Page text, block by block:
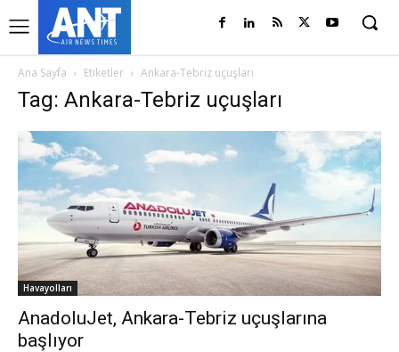
Ana Sayfa Etiketler Ankara-Tebriz uçuşları
Tag: Ankara-Tebriz uçuşları
Havayolları
AnadoluJet, Ankara-Tebriz uçuşlarına
başlıyor